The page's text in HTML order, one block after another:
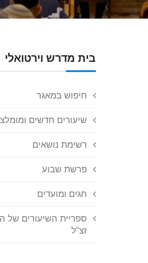
בית מדרש וירטואלי
חיפוש במאגר
שיעורים חדשים
רשימת נושאים
פרשת שבוע
חגים ומועדים
ספריית השיעורים של
זצ"ל